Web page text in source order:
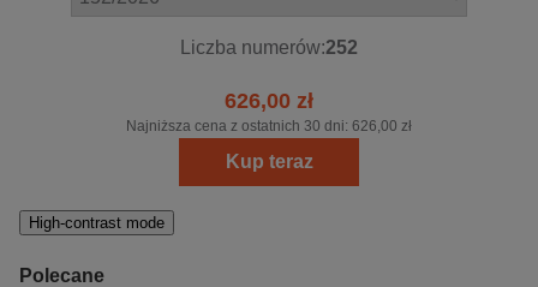
Liczba numerów:252
626,00 zł
Najniższa cena z ostatnich 30 dni: 626,00 zł
Kup teraz
High-contrast mode
Polecane